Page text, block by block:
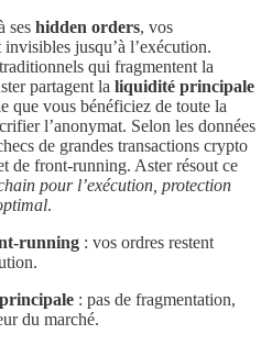
ses hidden orders, vos
jusqu’à l’exécution.
traditionnels qui fragmentent la
partagent la liquidité principale
que vous bénéficiez de toute la
l’anonymat. Selon les données
de grandes transactions crypto
de front-running. Aster résout ce
pour l’exécution, protection
.
running : vos ordres restent
: pas de fragmentation,
du marché.